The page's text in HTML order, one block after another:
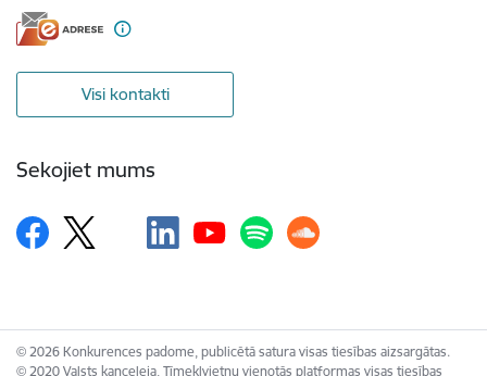
Visi kontakti
Sekojiet mums
© 2026 Konkurences padome, publicētā satura visas tiesības aizsargātas.
© 2020 Valsts kanceleja, Tīmekļvietņu vienotās platformas visas tiesības